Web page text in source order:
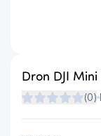
Dron DJI
(0)